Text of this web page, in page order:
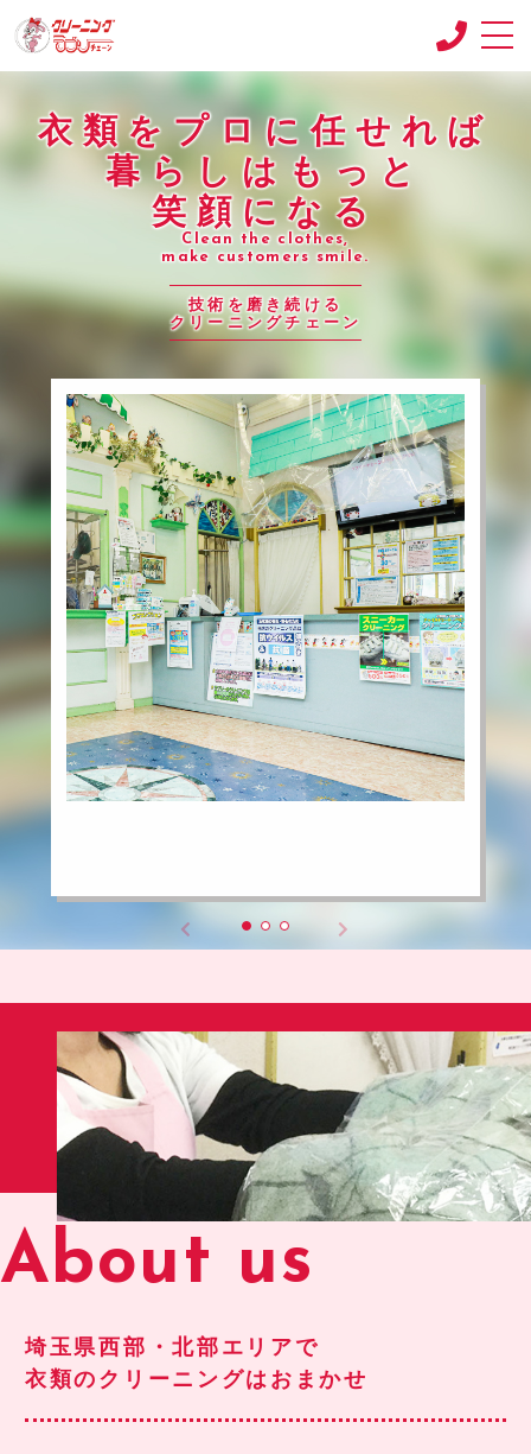
CONCEPT
コンセプト
SHOP
店舗紹介
RECRUIT
求人情報
RECRUIT2
product
商品紹介
BLOG
ブログ
COMPANY INFO
会社情報
CONTACT
お問い合わせ
アクセス
衣類をプロに任せれば
暮らしはもっと
笑顔になる
Clean the clothes,
make customers smile.
技術を磨き続ける
クリーニングチェーン
About us
埼玉県西部・北部エリアで
衣類のクリーニングはおまかせ